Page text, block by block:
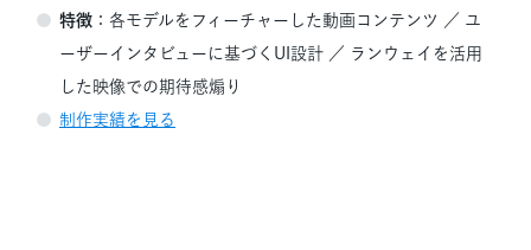
特徴 ： 各モデルをフィーチャーした動画コンテンツ ／ ユ
ーザーインタビューに基づくUI設計 ／ ランウェイを活用
した映像での期待感煽り
制作実績を見る